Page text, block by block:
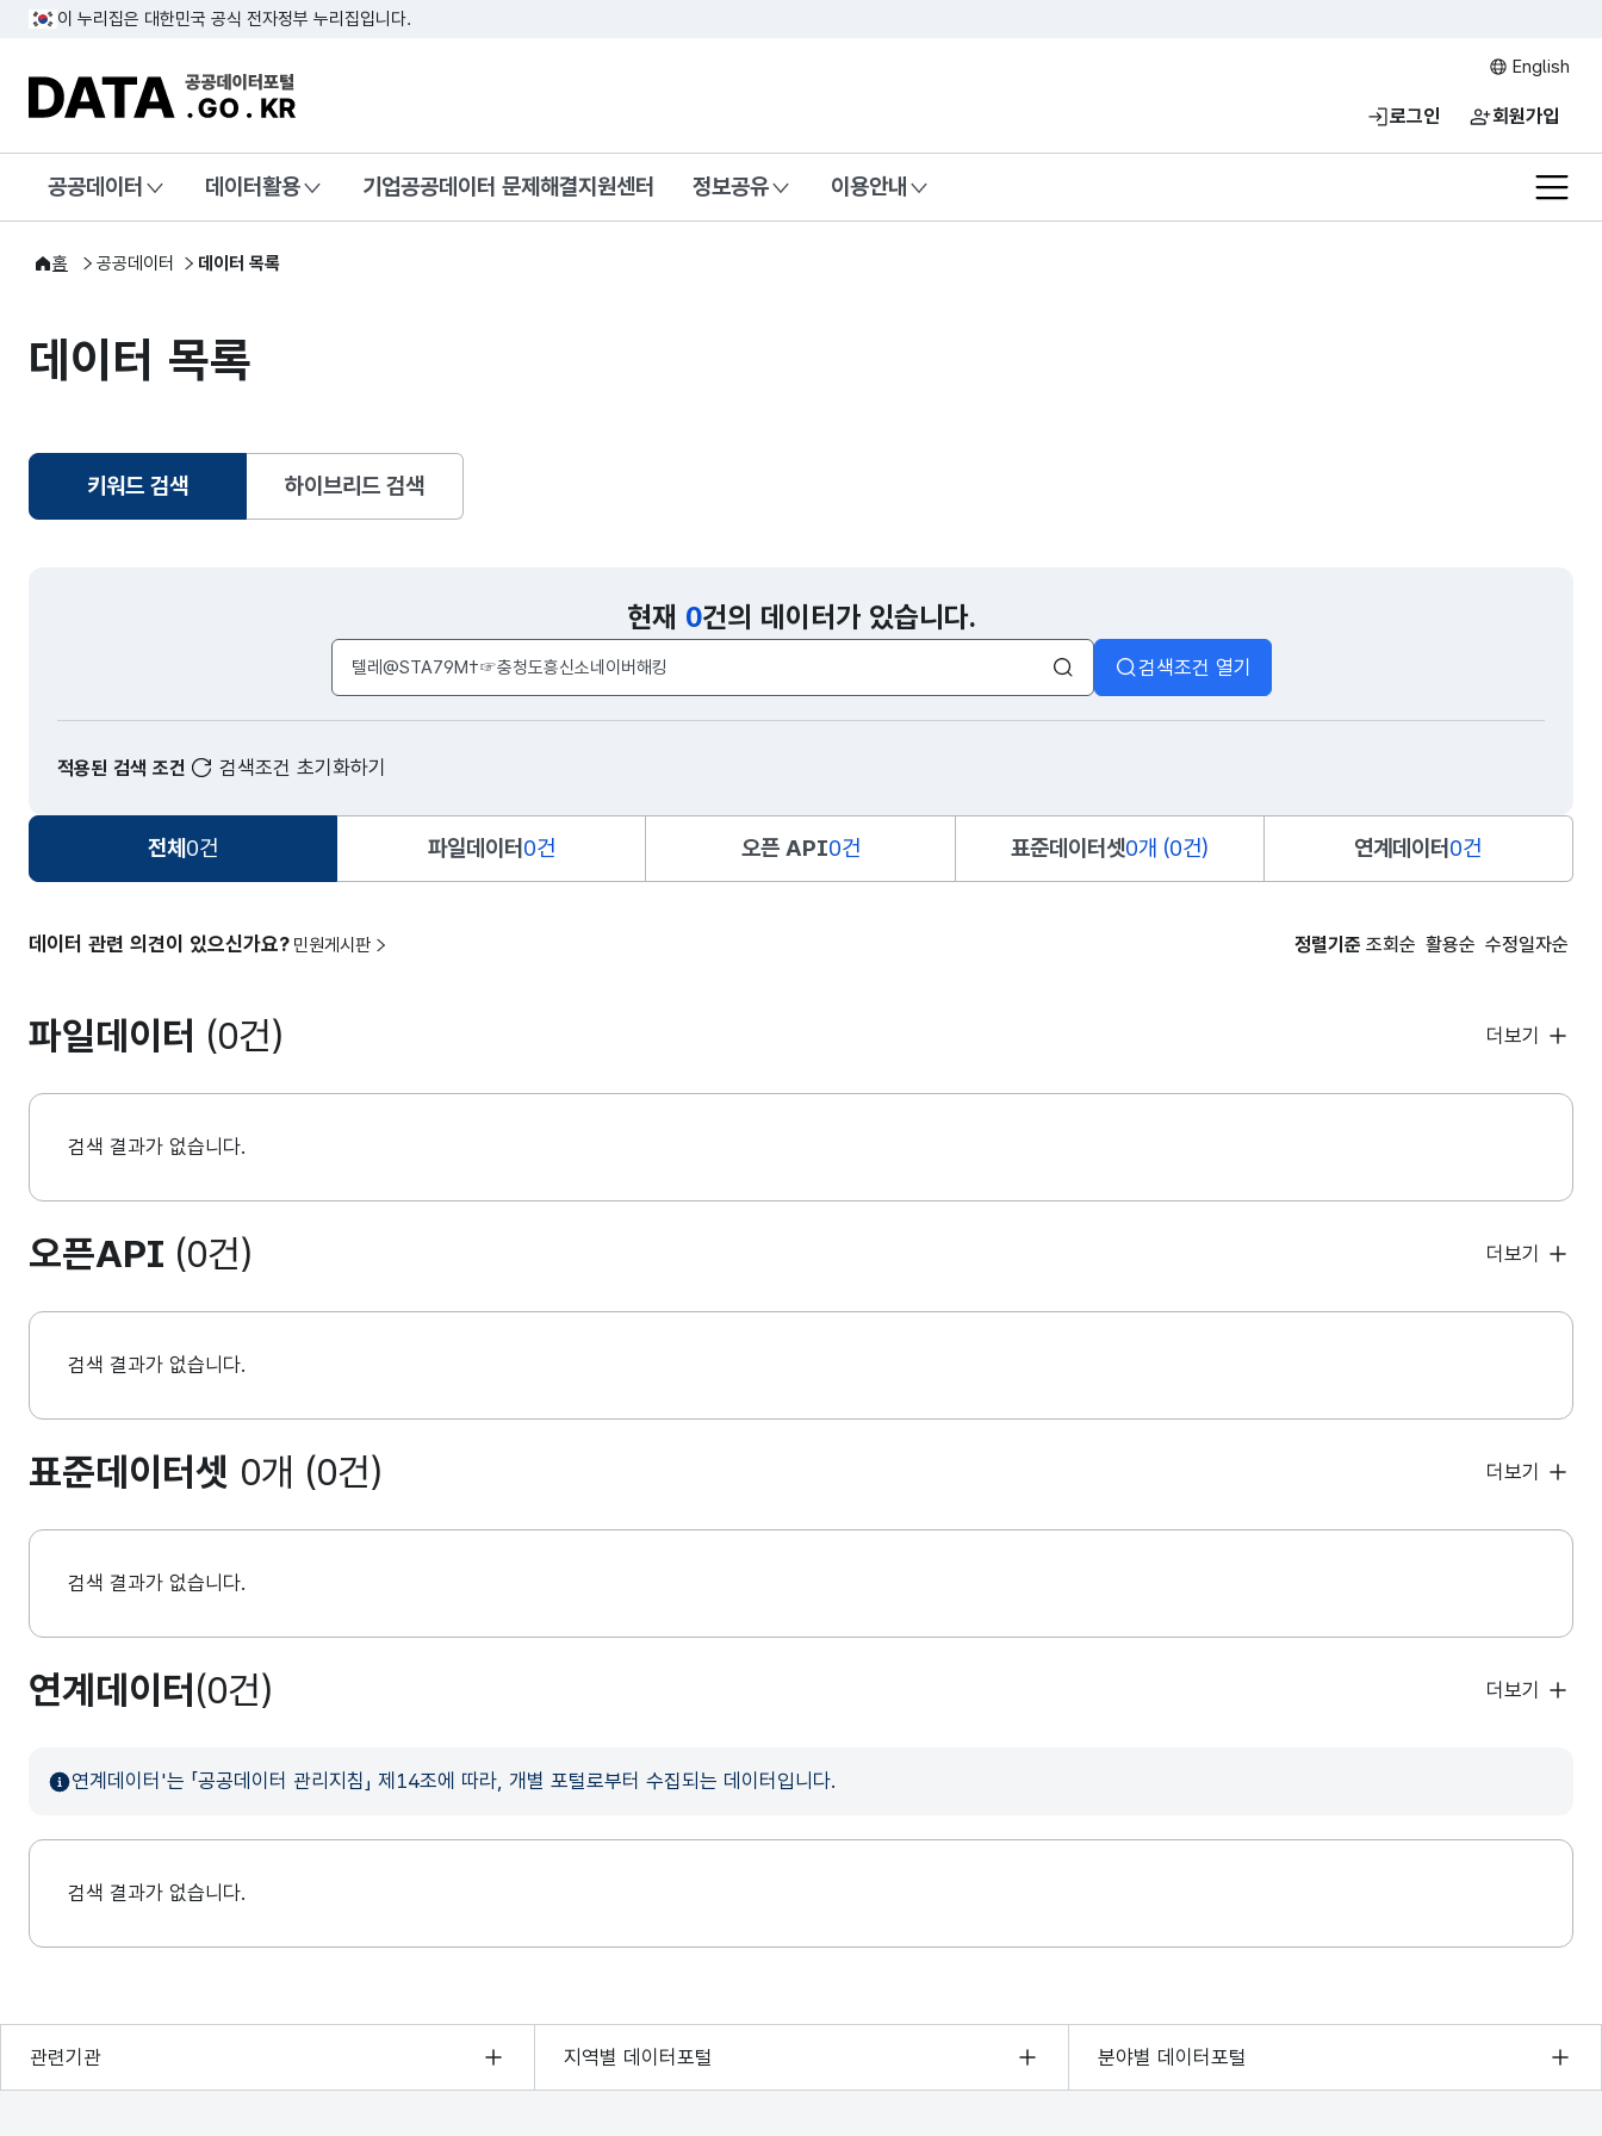
이 누리집은 대한민국 공식 전자정부 누리집입니다.
DATA.GO.KR 공공데이터포털
English
로그인 회원가입
전체
공공데이터 데이터활용 기업공공데이터 문제해결지원센터 정보공유 이용안내
홈 공공데이터 데이터 목록
데이터 목록
키워드 검색
선택됨
하이브리드 검색
현재 0건의 데이터가 있습니다.
검색어 입력창
검색 검색조건 열기
적용된 검색 조건 검색조건 초기화하기
전체 0건 파일데이터 0건 오픈 API0건 표준데이터셋0개 (0건) 연계데이터 0건
데이터 관련 의견이 있으신가요? 민원게시판 정렬기준 조회순 활용순 수정일자순
파일데이터 (0건) 더보기
검색 결과가 없습니다.
오픈API (0건) 더보기
검색 결과가 없습니다.
표준데이터셋 0개 (0건) 더보기
검색 결과가 없습니다.
연계데이터 (0건) 더보기
연계데이터'는 「공공데이터 관리지침」 제14조에 따라, 개별 포털로부터 수집되는 데이터입니다.
검색 결과가 없습니다.
관련기관
행정안전부
한국지능정보사회진흥원
지역별 데이터포털
서울 열린데이터광장
경기데이터드림
분야별 데이터포털
기상자료개방포털
국토교통부 공간정보오픈플랫폼